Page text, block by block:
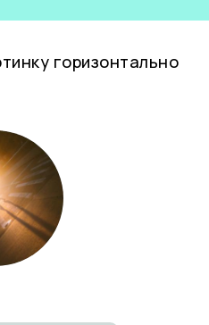
горизонтально